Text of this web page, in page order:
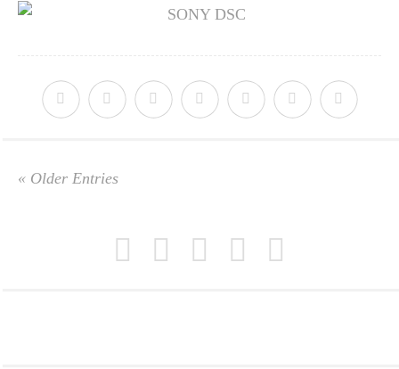
« Older Entries